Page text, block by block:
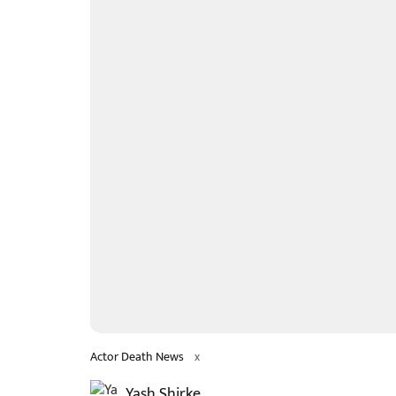
Actor Death News x